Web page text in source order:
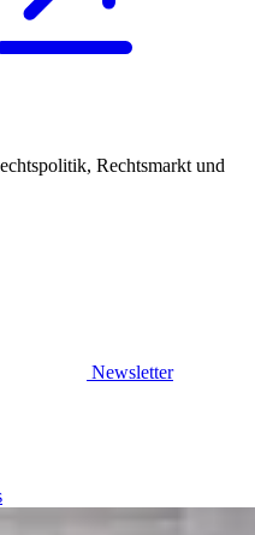
Rechtsmarkt und
Newsletter